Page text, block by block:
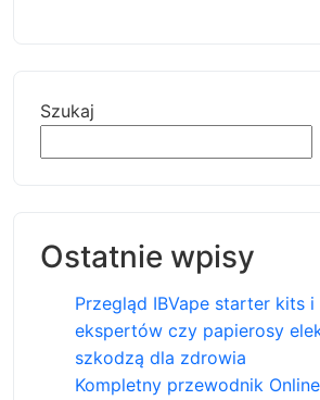
Szukaj
Ostatnie wpisy
Przegląd IBVape starter kits i
ekspertów czy papierosy
szkodzą dla zdrowia
Kompletny przewodnik